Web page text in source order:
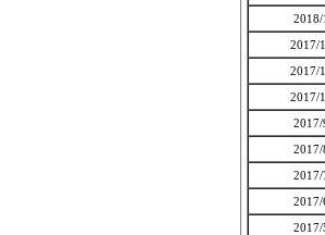
2018/
2017/
2017/
2017/
2017/
2017/
2017/
2017/
2017/